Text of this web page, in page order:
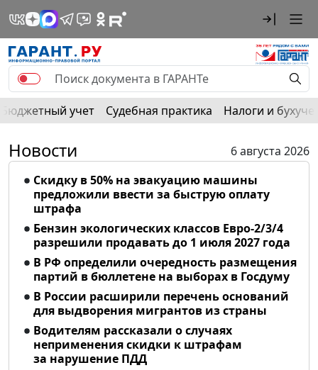
Бюджетный учет Судебная практика Налоги и
Новости
6 августа 2026
Скидку в 50% на эвакуацию машины
предложили ввести за быструю оплату
штрафа
Бензин экологических классов Евро-2/3/4
разрешили продавать до 1 июля 2027 года
В РФ определили очередность размещения
партий в бюллетене на выборах в Госдуму
В России расширили перечень оснований
для выдворения мигрантов из страны
Водителям рассказали о случаях
неприменения скидки к штрафам
за нарушение ПДД